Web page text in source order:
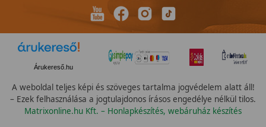
Árukereső.hu
A weboldal teljes képi és szöveges tartalma jogvédelem alatt áll!
– Ezek felhasználása a jogtulajdonos írásos engedélye nélkül tilos.
Matrixonline.hu Kft. – Honlapkészítés, webáruház készítés